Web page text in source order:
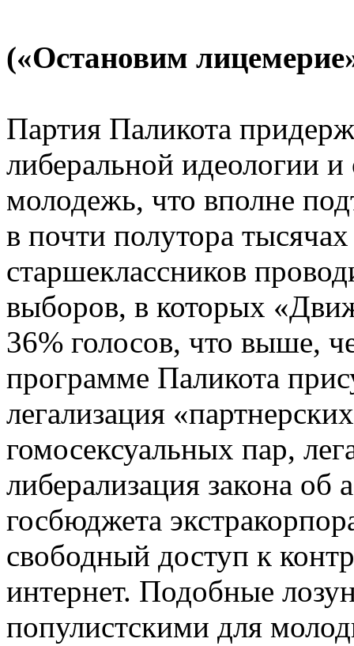
(«Остановим
Партия Паликота
либеральной идеологии
молодежь, что вполне
в почти полутора
старшеклассников
выборов, в которых
36% голосов, что выше,
программе Паликота
легализация
гомосексуальных пар,
либерализация закона об
госбюджета
свободный доступ к
интернет. Подобные
популистскими для